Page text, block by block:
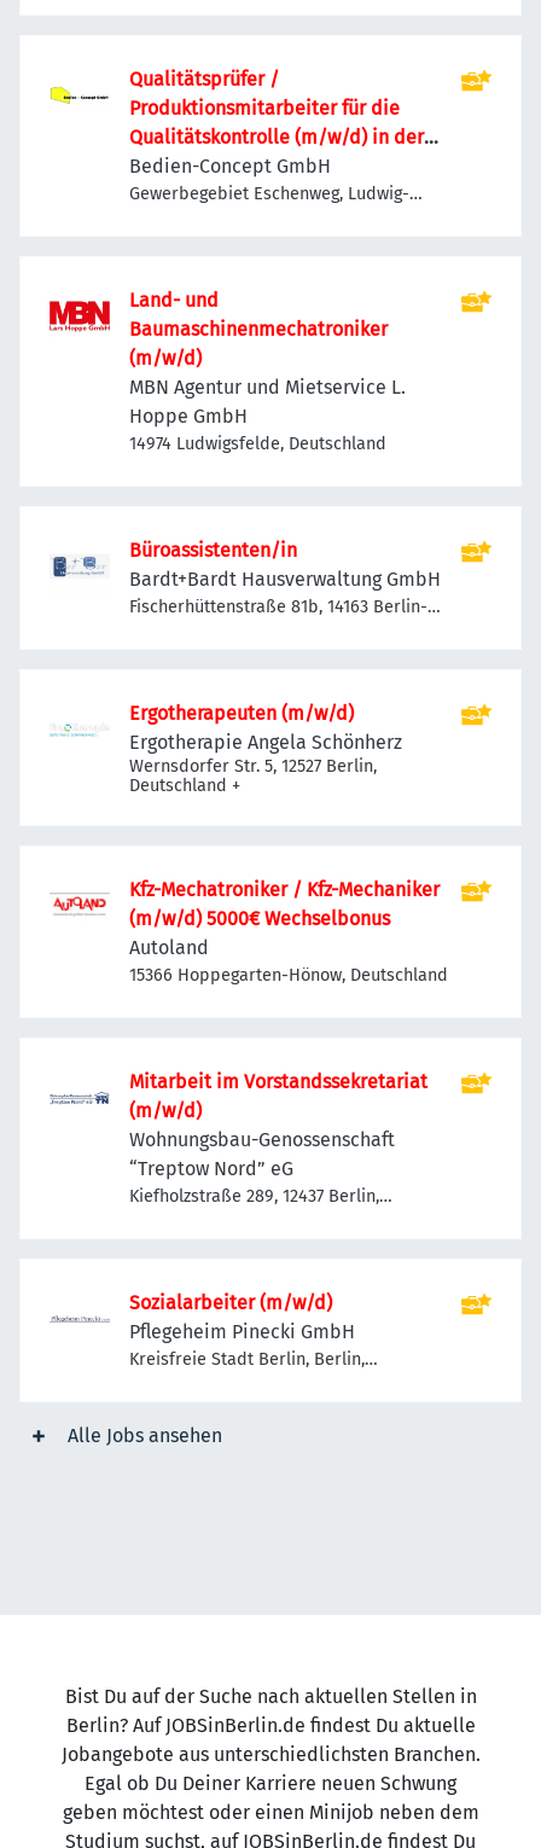
Qualitätsprüfer /
Produktionsmitarbeiter für die
Qualitätskontrolle (m/w/d) in der
Lebensmittelverpackung
Bedien-Concept GmbH
Gewerbegebiet Eschenweg, Ludwig-
Land- und
Baumaschinenmechatroniker
(m/w/d)
MBN Agentur und Mietservice L.
Hoppe GmbH
14974 Ludwigsfelde, Deutschland
Büroassistenten/in
Bardt+Bardt Hausverwaltung GmbH
Fischerhüttenstraße 81b, 14163 Berlin-
Ergotherapeuten (m/w/d)
Ergotherapie Angela Schönherz
Wernsdorfer Str. 5, 12527 Berlin,
Deutschland +
Kfz-Mechatroniker / Kfz-Mechaniker
(m/w/d) 5000€ Wechselbonus
Autoland
15366 Hoppegarten-Hönow, Deutschland
Mitarbeit im Vorstandssekretariat
(m/w/d)
Wohnungsbau-Genossenschaft
“Treptow Nord” eG
Kiefholzstraße 289, 12437 Berlin,
Sozialarbeiter (m/w/d)
Pflegeheim Pinecki GmbH
Kreisfreie Stadt Berlin, Berlin,
Alle Jobs ansehen
Bist Du auf der Suche nach aktuellen Stellen in
Berlin? Auf JOBSinBerlin.de findest Du aktuelle
Jobangebote aus unterschiedlichsten Branchen.
Egal ob Du Deiner Karriere neuen Schwung
geben möchtest oder einen Minijob neben dem
Studium suchst, auf JOBSinBerlin.de findest Du